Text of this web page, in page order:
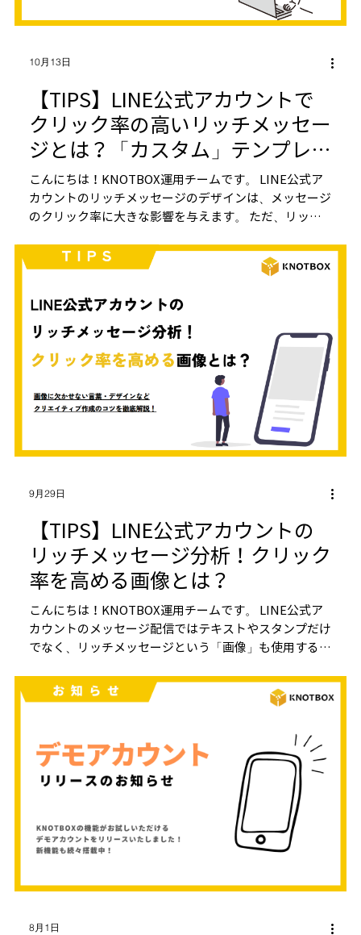
10月13日
【TIPS】LINE公式アカウントで
クリック率の高いリッチメッセー
ジとは？「カスタム」テンプレー
トの活用方法をご紹介！
こんにちは！KNOTBOX運用チームです。 LINE公式ア
カウントのリッチメッセージのデザインは、メッセージ
のクリック率に大きな影響を与えます。 ただ、リッチ
種類があるため、...
9月29日
【TIPS】LINE公式アカウントの
リッチメッセージ分析！クリック
率を高める画像とは？
こんにちは！KNOTBOX運用チームです。 LINE公式ア
カウントのメッセージ配信ではテキストやスタンプだけ
でなく、リッチメッセージという「画像」も使用するこ
8月1日